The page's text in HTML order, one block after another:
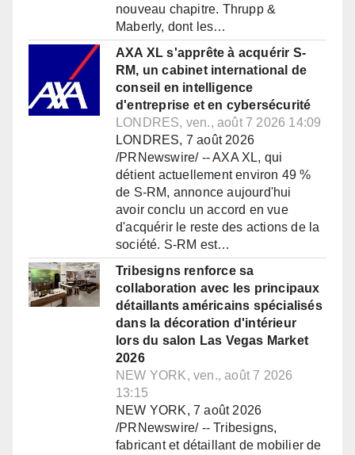
nouveau chapitre. Thrupp &
Maberly, dont les…
AXA XL s'apprête à acquérir S-
RM, un cabinet international de
conseil en intelligence
d'entreprise et en cybersécurité
LONDRES, ven., août 7 2026 14:09
LONDRES, 7 août 2026
/PRNewswire/ -- AXA XL, qui
détient actuellement environ 49 %
de S-RM, annonce aujourd'hui
avoir conclu un accord en vue
d'acquérir le reste des actions de la
société. S-RM est…
Tribesigns renforce sa
collaboration avec les principaux
détaillants américains spécialisés
dans la décoration d'intérieur
lors du salon Las Vegas Market
2026
NEW YORK, ven., août 7 2026
13:15
NEW YORK, 7 août 2026
/PRNewswire/ -- Tribesigns,
fabricant et détaillant de mobilier de